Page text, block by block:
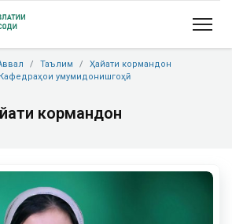
Таълим
Ҳайати кормандон
Кафедраҳои умумидонишгоҳӣ
кормандон